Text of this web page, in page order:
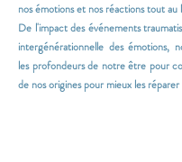
nos émotions et nos réactions tout
De l'impact des événements
intergénérationnelle des émotions,
les profondeurs de notre être pour
de nos origines pour mieux les